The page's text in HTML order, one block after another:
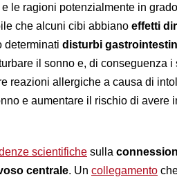
le ragioni potenzialmente in
che alcuni cibi abbiano effetti
determinati disturbi
il sonno e, di conseguenza i
reazioni allergiche a causa di
e aumentare il rischio di avere
scientifiche sulla
centrale. Un collegamento